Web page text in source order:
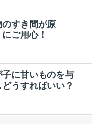
すき間が原
ご用心！
に甘いものを与
うすればいい？